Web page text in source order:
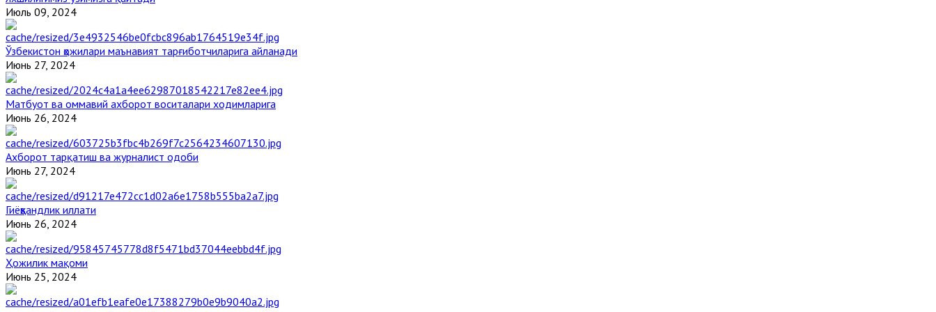
Июль 09, 2024
Ўзбекистон ҳожилари маънавият тарғиботчиларига айланади
Июнь 27, 2024
Матбуот ва оммавий ахборот воситалари ходимларига
Июнь 26, 2024
Ахборот тарқатиш ва журналист одоби
Июнь 27, 2024
Гиёҳвандлик иллати
Июнь 26, 2024
Ҳожилик мақоми
Июнь 25, 2024